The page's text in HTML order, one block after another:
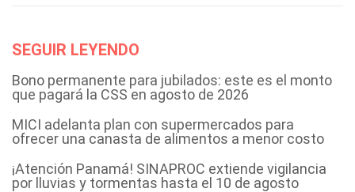
SEGUIR LEYENDO
Bono permanente para jubilados: este es el monto
que pagará la CSS en agosto de 2026
MICI adelanta plan con supermercados para
ofrecer una canasta de alimentos a menor costo
¡Atención Panamá! SINAPROC extiende vigilancia
por lluvias y tormentas hasta el 10 de agosto